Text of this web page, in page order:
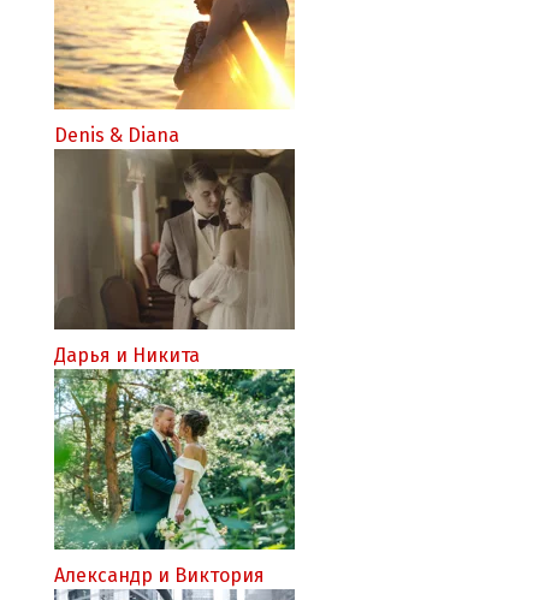
Denis & Diana
Дарья и Никита
Александр и Виктория